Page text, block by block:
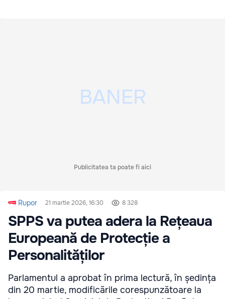
Publicitatea ta poate fi aici
Rupor 21 martie 2026, 16:30 8 328
SPPS va putea adera la Rețeaua
Europeană de Protecție a
Personalităților
Parlamentul a aprobat în prima lectură, în ședința
din 20 martie, modificările corespunzătoare la